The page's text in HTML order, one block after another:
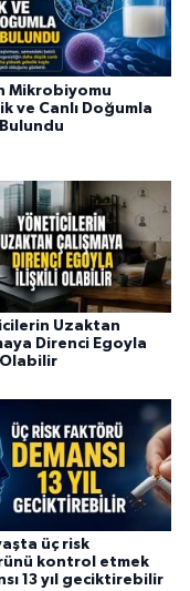
Mikrobiyomu
ve Canlı Doğumla
Bulundu
Uzaktan
Direnci Egoyla
Olabilir
üç risk
kontrol etmek
13 yıl geciktirebilir